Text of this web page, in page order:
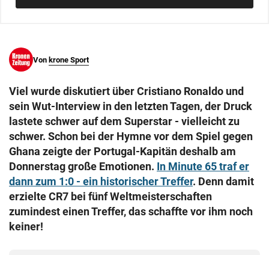
Von krone Sport
Viel wurde diskutiert über Cristiano Ronaldo und
sein Wut-Interview in den letzten Tagen, der Druck
lastete schwer auf dem Superstar - vielleicht zu
schwer. Schon bei der Hymne vor dem Spiel gegen
Ghana zeigte der Portugal-Kapitän deshalb am
Donnerstag große Emotionen. In Minute 65 traf er
dann zum 1:0 - ein historischer Treffer. Denn damit
erzielte CR7 bei fünf Weltmeisterschaften
zumindest einen Treffer, das schaffte vor ihm noch
keiner!